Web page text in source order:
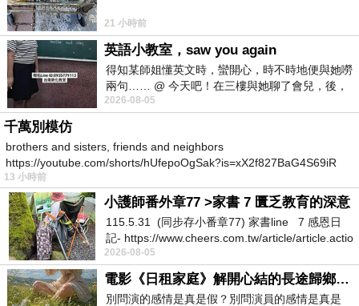
21 小時前
英語小教室，saw you again
得知某師姐懂英文時，蠻開心，時不時地便與她嘮
兩句…… @ 今天吧！在三樓與她聊了會兒，後，
下二樓居然又撞到她，於是
2026-08-05
千萬別模仿
brothers and sisters, friends and neighbors
https://youtube.com/shorts/hUfepoOgSak?is=xX2f827BaG4S69iR
https
13 小時前
小護師番外章77 >家書 7 匱乏教育的深意
115.5.31 (同步存小番章77) 家書line 7 感恩日
記- https://www.cheers.com.tw/article/article.actio
2026-08-05
電影《日租家庭》解開心結的長途歸鄉！能在電影院感受到地理的寬闊和人心的相鄰，真是太棒了！
別問演的感情是真是假？別問演員的感情是真是